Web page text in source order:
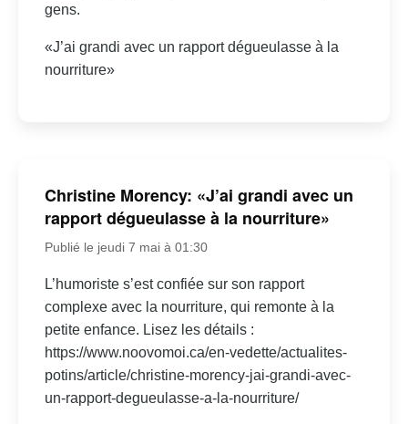
gens.
«J’ai grandi avec un rapport dégueulasse à la
nourriture»
Christine Morency: «J’ai grandi avec un
rapport dégueulasse à la nourriture»
Publié le jeudi 7 mai à 01:30
L’humoriste s’est confiée sur son rapport
complexe avec la nourriture, qui remonte à la
petite enfance. Lisez les détails :
https://www.noovomoi.ca/en-vedette/actualites-
potins/article/christine-morency-jai-grandi-avec-
un-rapport-degueulasse-a-la-nourriture/